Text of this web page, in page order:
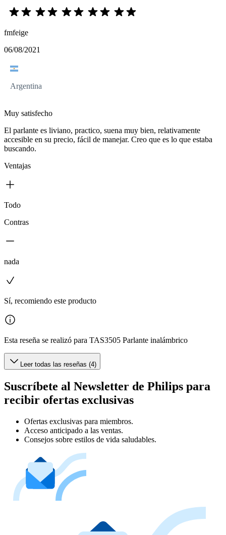
fmfeige
06/08/2021
Argentina
Muy satisfecho
El parlante es liviano, practico, suena muy bien, relativamente
accesible en su precio, fácil de manejar. Creo que es lo que estaba
buscando.
Ventajas
Todo
Contras
nada
Sí, recomiendo este producto
Esta reseña se realizó para TAS3505 Parlante inalámbrico
Leer todas las reseñas (4)
Suscríbete al Newsletter de Philips para
recibir ofertas exclusivas
Ofertas exclusivas para miembros.
Acceso anticipado a las ventas.
Consejos sobre estilos de vida saludables.